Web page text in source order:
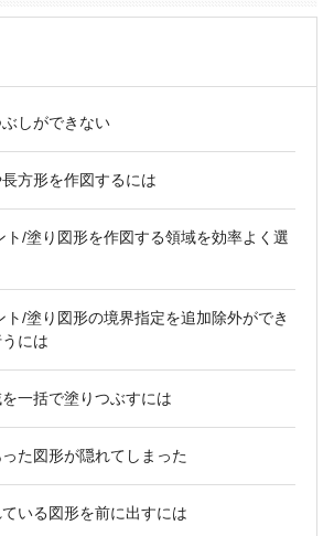
しができない
方形を作図するには
ト/塗り図形を作図する領域を効率よく選
/塗り図形の境界指定を追加除外ができ
には
一括で塗りつぶすには
た図形が隠れてしまった
いる図形を前に出すには